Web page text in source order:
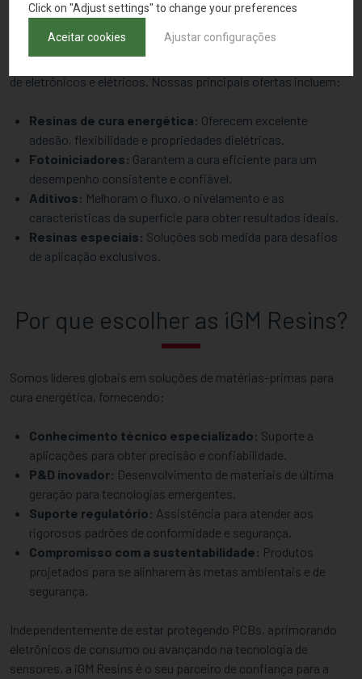
A iGM Resins oferece um portfólio abrangente de materiais
projetados para atender às necessidades específicas do setor
de eletrônicos e elétricos. Nossas principais ofertas incluem:
Resinas de cura energética: Oferecem excelente
adesão, flexibilidade e propriedades dielétricas.
Fotoiniciadores: Garantem a cura eficiente para um
desempenho consistente e confiável.
Aditivos: Melhoram o fluxo, o nivelamento e as
características da superfície para obter resultados ideais.
Resinas especiais: Soluções sob medida para desafios
de aplicação exclusivos.
Por que escolher as iGM Resins?
Somos líderes globais em soluções de matérias-primas para
cura energética, fornecendo:
Conhecimento técnico especializado: Suporte a
aplicações para obter precisão e confiabilidade.
P&D inovador: Desenvolvimento de materiais de última
geração para tecnologias emergentes.
Suporte regulatório: Assistência para atender aos
rigorosos padrões de conformidade e segurança.
Compromisso com a sustentabilidade: Produtos
projetados para se alinharem às metas ambientais e de
segurança.
Independentemente de estar protegendo PCBs, aprimorando
eletrônicos de consumo ou avançando na tecnologia de
sensores, a iGM Resins é o seu parceiro de confiança para a
Click on "Adjust settings" to change your preferences
Aceitar cookies Ajustar configurações